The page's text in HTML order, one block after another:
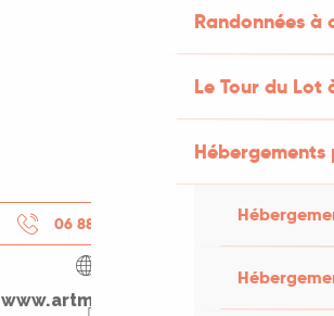
Randonnées
Le Tour du Lot
06 88 94 42
www.artmajeur.com